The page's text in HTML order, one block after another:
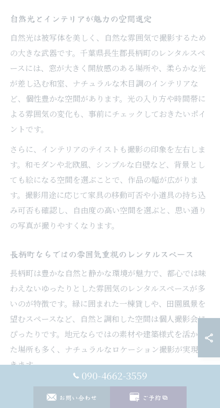
自然光とインテリアが魅力の空間選定
自然光は被写体を美しく、自然な雰囲気で撮影するため
の大きな武器です。千葉県長生郡長柄町のレンタルスペ
ースには、窓が大きく開放感のある場所や、柔らかな光
が差し込む和室、ナチュラルな木目調のインテリアな
ど、個性豊かな空間があります。光の入り方や時間帯に
よる雰囲気の変化も、事前にチェックしておきたいポイ
ントです。
さらに、インテリアのテイストも撮影の印象を左右しま
す。和モダンや北欧風、シンプルな白壁など、背景とし
ても絵になる空間を選ぶことで、作品の幅が広がりま
す。撮影用途に応じて家具の移動可否や小道具の持ち込
み可否も確認し、自由度の高い空間を選ぶと、思い通り
の写真が撮りやすくなります。
長柄町ならではの雰囲気重視のレンタルスペース
長柄町は豊かな自然と静かな環境が魅力で、都心では味
わえないゆったりとした雰囲気のレンタルスペースが多
いのが特徴です。緑に囲まれた一棟貸しや、田園風景を
望むスペースなど、自然と調和した空間は個人撮影会に
ぴったりです。地元ならではの素材や建築様式を活かし
た場所も多く、ナチュラルなロケーション撮影が実現で
きます。
また、長柄町のレンタルスペースは、撮影以外にも会議
やヨガ、配信イベントなど多目的利用が可能な施設が増
090-4662-3559
お問い合わせ ご予約